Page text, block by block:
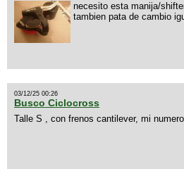
necesito esta manija/
tambien pata de cambio
03/12/25 00:26
Busco Ciclocross
Talle S , con frenos cantilever, mi